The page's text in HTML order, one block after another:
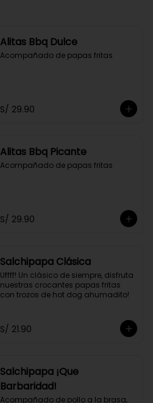
Alitas Bbq Dulce
Acompañado de papas fritas
S/ 29.90
Alitas Bbq Picante
Acompañado de papas fritas
S/ 29.90
Salchipapa Clásica
Uffff! Un clásico de siempre, disfruta
nuestras crocantes papas fritas
con trozos de hot dog ahumadito!
S/ 21.90
Salchipapa ¡Que
Barbaridad!
Acompañado de pollo a la brasa,